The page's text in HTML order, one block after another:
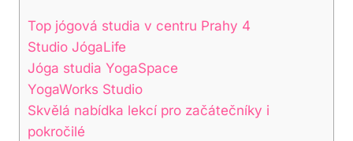
Top jógová studia v centru Prahy ‍4
Studio ‍JógaLife
Jóga studia YogaSpace
YogaWorks Studio
Skvělá nabídka lekcí pro​ začátečníky‍ i
pokročilé